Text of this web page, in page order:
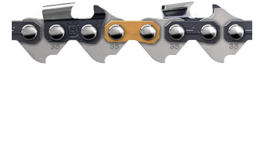
Tips og tricks
4.4 Google Reviews
4.7 Trustpilot